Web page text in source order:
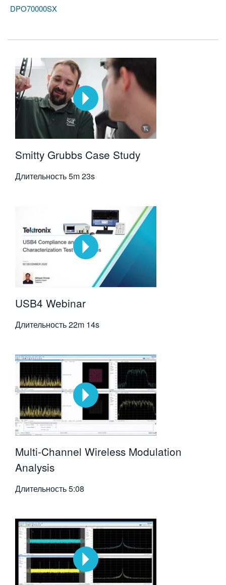
DPO70000SX
Smitty Grubbs Case Study
Длительность5m 23s
USB4 Webinar
Длительность22m 14s
Multi-Channel Wireless Modulation
Analysis
Длительность5:08